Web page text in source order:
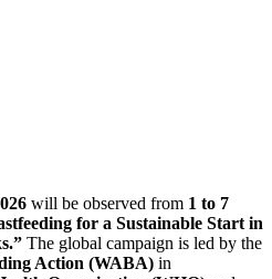
will be observed from 1 to 7
for a Sustainable Start in
The global campaign is led by the
Action (WABA) in